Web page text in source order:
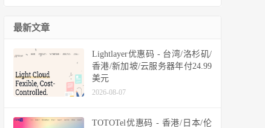
最新文章
Lightlayer优惠码 - 台湾/洛杉矶/
香港/新加坡/云服务器年付24.99
美元
2026-08-07
TOTOTel优惠码 - 香港/日本/伦